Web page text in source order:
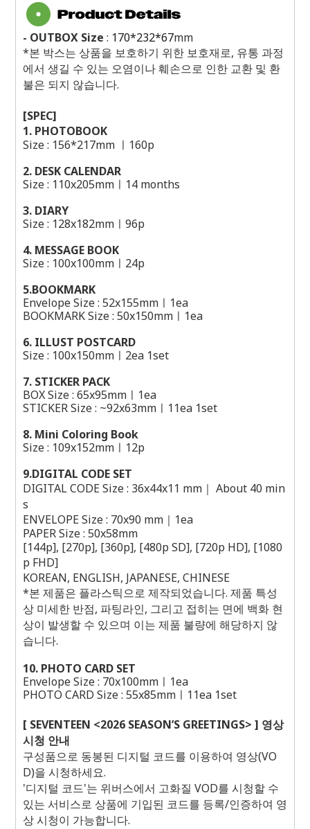
- OUTBOX Size : 170*232*67mm
*본 박스는 상품을 보호하기 위한 보호재로, 유통 과정
에서 생길 수 있는 오염이나 훼손으로 인한 교환 및 환
불은 되지 않습니다.
[SPEC]
1. PHOTOBOOK
Size : 156*217mm ㅣ160p
2. DESK CALENDAR
Size : 110x205mmㅣ14 months
3. DIARY
Size : 128x182mmㅣ96p
4. MESSAGE BOOK
Size : 100x100mmㅣ24p
5.BOOKMARK
Envelope Size : 52x155mmㅣ1ea
BOOKMARK Size : 50x150mmㅣ1ea
6. ILLUST POSTCARD
Size : 100x150mmㅣ2ea 1set
7. STICKER PACK
BOX Size : 65x95mmㅣ1ea
STICKER Size : ~92x63mmㅣ11ea 1set
8. Mini Coloring Book
Size : 109x152mmㅣ12p
9.DIGITAL CODE SET
DIGITAL CODE Size : 36x44x11 mm｜ About 40 min
s
ENVELOPE Size : 70x90 mm｜1ea
PAPER Size : 50x58mm
[144p], [270p], [360p], [480p SD], [720p HD], [1080
p FHD]
KOREAN, ENGLISH, JAPANESE, CHINESE
*본 제품은 플라스틱으로 제작되었습니다. 제품 특성
상 미세한 반점, 파팅라인, 그리고 접히는 면에 백화 현
상이 발생할 수 있으며 이는 제품 불량에 해당하지 않
습니다.
10. PHOTO CARD SET
Envelope Size : 70x100mmㅣ1ea
PHOTO CARD Size : 55x85mmㅣ11ea 1set
[ SEVENTEEN <2026 SEASON’S GREETINGS> ] 영상
시청 안내
구성품으로 동봉된 디지털 코드를 이용하여 영상(VO
D)을 시청하세요.
'디지털 코드'는 위버스에서 고화질 VOD를 시청할 수
있는 서비스로 상품에 기입된 코드를 등록/인증하여 영
상 시청이 가능합니다.